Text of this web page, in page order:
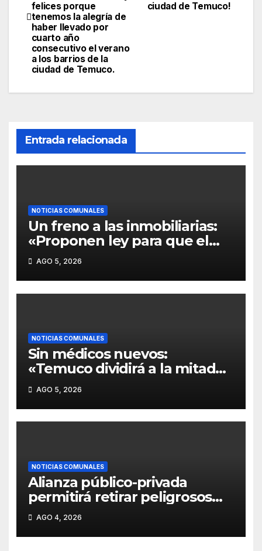
ciudad de Temuco!
felices porque
tenemos la alegría de
haber llevado por
cuarto año
consecutivo el verano
a los barrios de la
ciudad de Temuco.
Entrada relacionada
NOTICIAS COMUNALES
Un freno a las inmobiliarias:
«Proponen ley para que el
Estado compre humedales
en Temuco y detenga
desastre de US$450
millones».
AGO 5, 2026
NOTICIAS COMUNALES
Sin médicos nuevos:
«Temuco dividirá a la mitad
los funcionarios y pacientes
del Sector Amanecer para
abrir el nuevo Cesfam
Milano»
AGO 5, 2026
NOTICIAS COMUNALES
Alianza público-privada
permitirá retirar peligrosos
árboles que amenazan
viviendas en sector Santa
Rosa de la ciudad de Temuco.
AGO 4, 2026